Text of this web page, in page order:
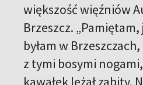
większość więźniów
Brzeszcz.
byłam w
z tymi bosymi
kawałek leżał